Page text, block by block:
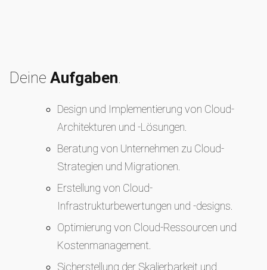
Deine Aufgaben.
Design und Implementierung von Cloud-
Architekturen und -Lösungen.
Beratung von Unternehmen zu Cloud-
Strategien und Migrationen.
Erstellung von Cloud-
Infrastrukturbewertungen und -designs.
Optimierung von Cloud-Ressourcen und
Kostenmanagement.
Sicherstellung der Skalierbarkeit und